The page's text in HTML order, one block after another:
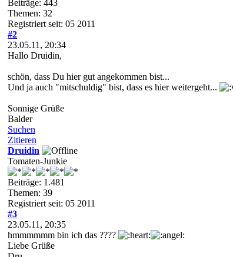
Beiträge: 443
Themen: 32
Registriert seit: 05 2011
#2
23.05.11, 20:34
Hallo Druidin,
schön, dass Du hier gut angekommen bist...
Und ja auch "mitschuldig" bist, dass es hier weitergeht...
Sonnige Grüße
Balder
Suchen
Zitieren
Druidin
Tomaten-Junkie
Beiträge: 1.481
Themen: 39
Registriert seit: 05 2011
#3
23.05.11, 20:35
hmmmmmm bin ich das ????
Liebe Grüße